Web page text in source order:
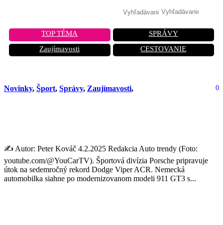
TOP TÉMA
SPRÁVY
Zaujímavosti
CESTOVANIE
Novinky, Šport, Správy, Zaujímavosti, 0
✍️ Autor: Peter Kováč 4.2.2025 Redakcia Auto trendy (Foto:
youtube.com/@YouCarTV). Športová divízia Porsche pripravuje
útok na sedemročný rekord Dodge Viper ACR. Nemecká
automobilka siahne po modernizovanom modeli 911 GT3 s...